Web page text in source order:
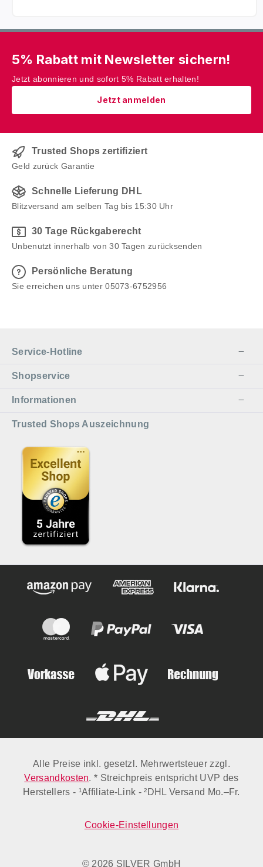
5% Rabatt mit Newsletter sichern!
Jetzt abonnieren und sofort 5% Rabatt erhalten!
Jetzt anmelden
Trusted Shops zertifiziert
Geld zurück Garantie
Schnelle Lieferung DHL
Blitzversand am selben Tag bis 15:30 Uhr
30 Tage Rückgaberecht
Unbenutzt innerhalb von 30 Tagen zurücksenden
Persönliche Beratung
Sie erreichen uns unter 05073-6752956
Service-Hotline
Shopservice
Informationen
Trusted Shops Auszeichnung
Alle Preise inkl. gesetzl. Mehrwertsteuer zzgl.
Versandkosten. * Streichpreis entspricht UVP des
Herstellers - ¹Affiliate-Link - ²DHL Versand Mo.–Fr.
Cookie-Einstellungen
© 2026 SILVER GmbH